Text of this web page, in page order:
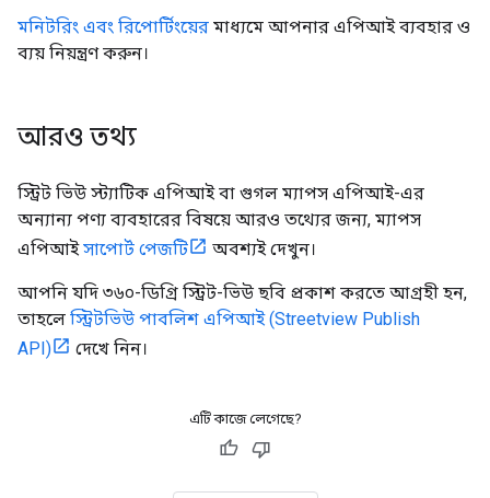
মনিটরিং এবং রিপোর্টিংয়ের মাধ্যমে আপনার এপিআই ব্যবহার ও
ব্যয় নিয়ন্ত্রণ করুন।
আরও তথ্য
স্ট্রিট ভিউ স্ট্যাটিক এপিআই বা গুগল ম্যাপস এপিআই-এর
অন্যান্য পণ্য ব্যবহারের বিষয়ে আরও তথ্যের জন্য, ম্যাপস
এপিআইসাপোর্ট পেজটি অবশ্যই দেখুন।
আপনি যদি ৩৬০-ডিগ্রি স্ট্রিট-ভিউ ছবি প্রকাশ করতে আগ্রহী হন,
তাহলে স্ট্রিটভিউ পাবলিশ এপিআই (Streetview Publish
API)
দেখে নিন।
এটি কাজে লেগেছে?